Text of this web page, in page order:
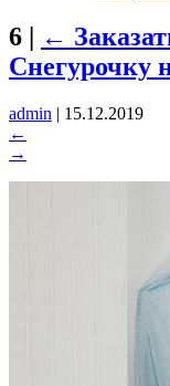
6 | ←
Снегурочку
admin | 15.12.2019
←
→